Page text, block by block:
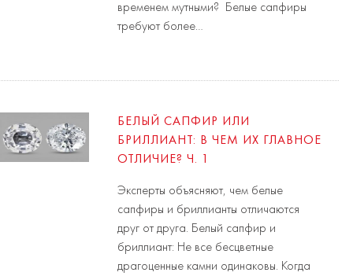
временем мутными? Белые сапфиры
требуют более…
БЕЛЫЙ САПФИР ИЛИ
БРИЛЛИАНТ: В ЧЕМ ИХ ГЛАВНОЕ
ОТЛИЧИЕ? Ч. 1
Эксперты объясняют, чем белые
сапфиры и бриллианты отличаются
друг от друга. Белый сапфир и
бриллиант: Не все бесцветные
драгоценные камни одинаковы. Когда